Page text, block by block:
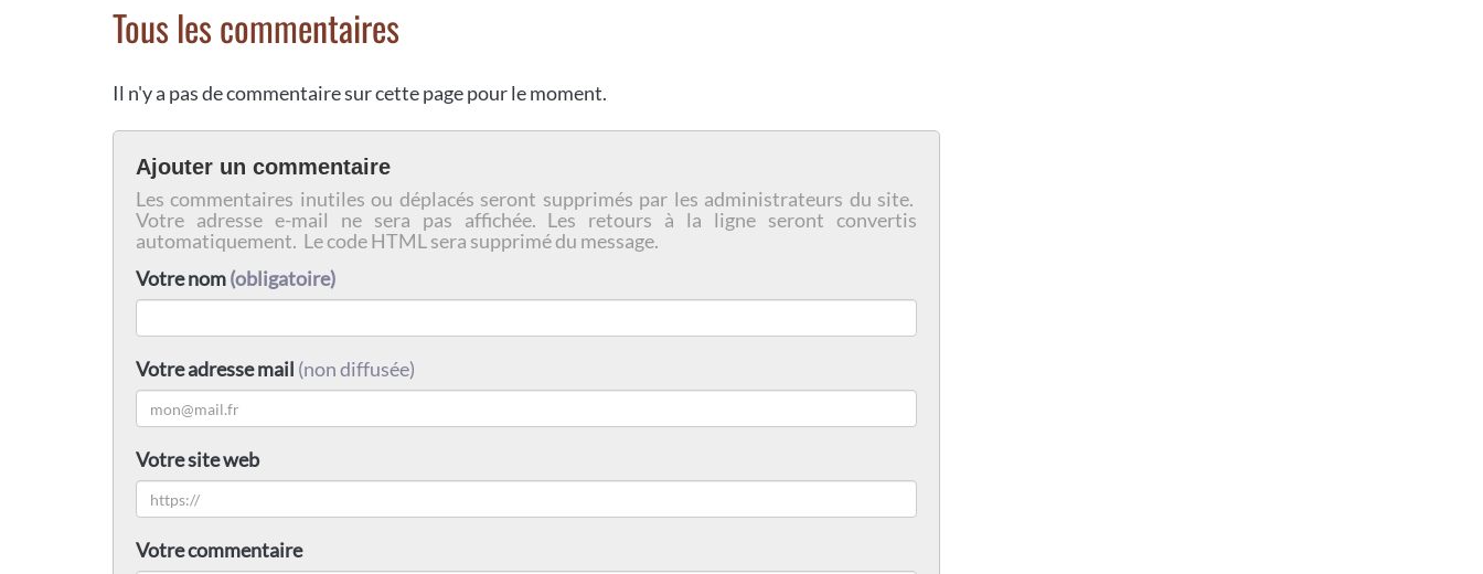
Tous les commentaires
Il n'y a pas de commentaire sur cette page pour le moment.
Ajouter un commentaire
Les commentaires inutiles ou déplacés seront supprimés par les administrateurs du site.
Votre adresse e-mail ne sera pas affichée. Les retours à la ligne seront convertis
automatiquement. Le code HTML sera supprimé du message.
Votre nom(obligatoire)
Votre adresse mail (non diffusée)
Votre site web
Votre commentaire